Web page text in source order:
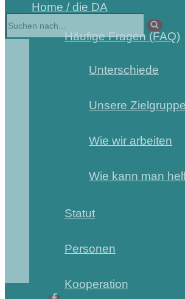
Home / die DA
Häufige Fragen (FAQ)
Unterschiede
Unsere Zielgruppe
Wie wir arbeiten
Wie kann man
Statut
Personen
Kooperation